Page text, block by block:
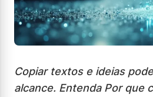
Copiar textos e ideias
alcance. Entenda Por que